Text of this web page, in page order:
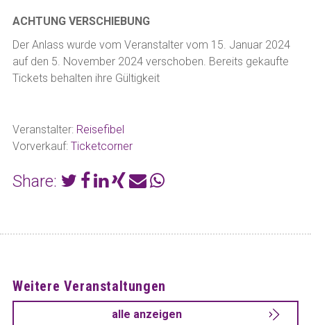
ACHTUNG VERSCHIEBUNG
Der Anlass wurde vom Veranstalter vom 15. Januar 2024
auf den 5. November 2024 verschoben. Bereits gekaufte
Tickets behalten ihre Gültigkeit
Veranstalter: Reisefibel
Vorverkauf: Ticketcorner
Share:
Weitere Veranstaltungen
alle anzeigen